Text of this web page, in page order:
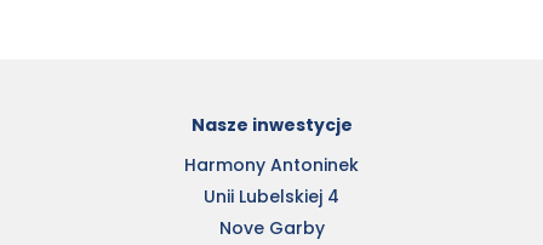
Nasze inwestycje
Harmony Antoninek
Unii Lubelskiej 4
Nove Garby